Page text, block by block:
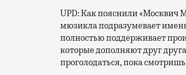
UPD: Как пояснили «Москвич
мюзикла подразумевает
полностью поддерживает
которые дополняют друг
проголодаться, пока